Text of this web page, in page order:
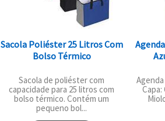
Sacola Poliéster 25 Litros Com
Bolso Térmico
Sacola de poliéster com
capacidade para 25 litros com
bolso térmico. Contém um
pequeno bol...